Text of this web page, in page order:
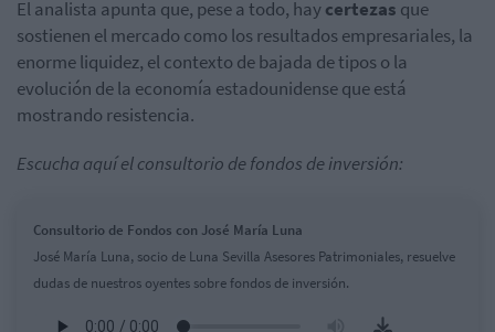
El analista apunta que, pese a todo, haycertezas que
sostienen el mercado como los resultados empresariales, la
enorme liquidez, el contexto de bajada de tipos o la
evolución de la economía estadounidense que está
mostrando resistencia.
Escucha aquí el consultorio de fondos de inversión:
Consultorio de Fondos con José María Luna
José María Luna, socio de Luna Sevilla Asesores Patrimoniales, resuelve
dudas de nuestros oyentes sobre fondos de inversión.